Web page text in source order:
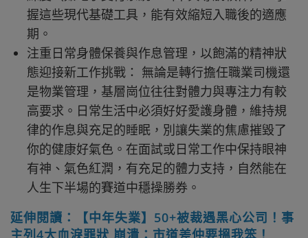
握這些現代基礎工具，能有效縮短入職後的適應
期。
注重日常身體保養與作息管理，以飽滿的精神狀
態迎接新工作挑戰： 無論是轉行擔任職業司機還
是物業管理，基層崗位往往對體力與專注力有較
高要求。日常生活中必須好好愛護身體，維持規
律的作息與充足的睡眠，別讓失業的焦慮摧毀了
你的健康好氣色。在面試或日常工作中保持眼神
有神、氣色紅潤，有充足的體力支持，自然能在
人生下半場的賽道中穩操勝券。
延伸閱讀：【中年失業】50+被裁遇黑心公司！事
主列4大血淚罪狀 崩潰：市道差仲要搵我笨！